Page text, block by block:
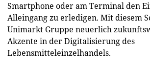
Smartphone oder am Terminal den
Alleingang zu erledigen. Mit diesem
Unimarkt Gruppe neuerlich
Akzente in der Digitalisierung des
Lebensmitteleinzelhandels.